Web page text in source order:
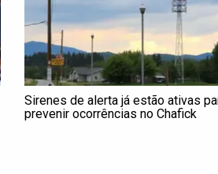
Sirenes de alerta já estão ativas
prevenir ocorrências no Chafick